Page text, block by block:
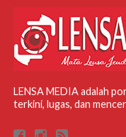
LENSA MEDIA adalah
terkini, lugas, dan